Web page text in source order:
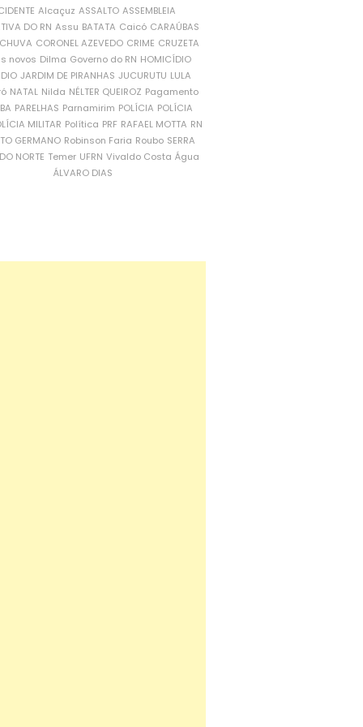
Alcaçuz ASSALTO ASSEMBLEIA
DO RN Assu BATATA Caicó CARAÚBAS
CORONEL AZEVEDO CRIME CRUZETA
novos Dilma Governo do RN HOMICÍDIO
JARDIM DE PIRANHAS JUCURUTU LULA
NATAL Nilda NÉLTER QUEIROZ Pagamento
PARELHAS Parnamirim POLÍCIA POLÍCIA
MILITAR Política PRF RAFAEL MOTTA RN
GERMANO Robinson Faria Roubo SERRA
NORTE Temer UFRN Vivaldo Costa Água
ÁLVARO DIAS